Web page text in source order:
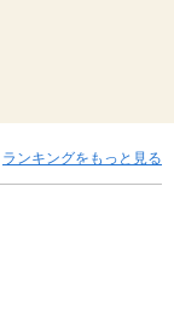
ランキングをもっと見る